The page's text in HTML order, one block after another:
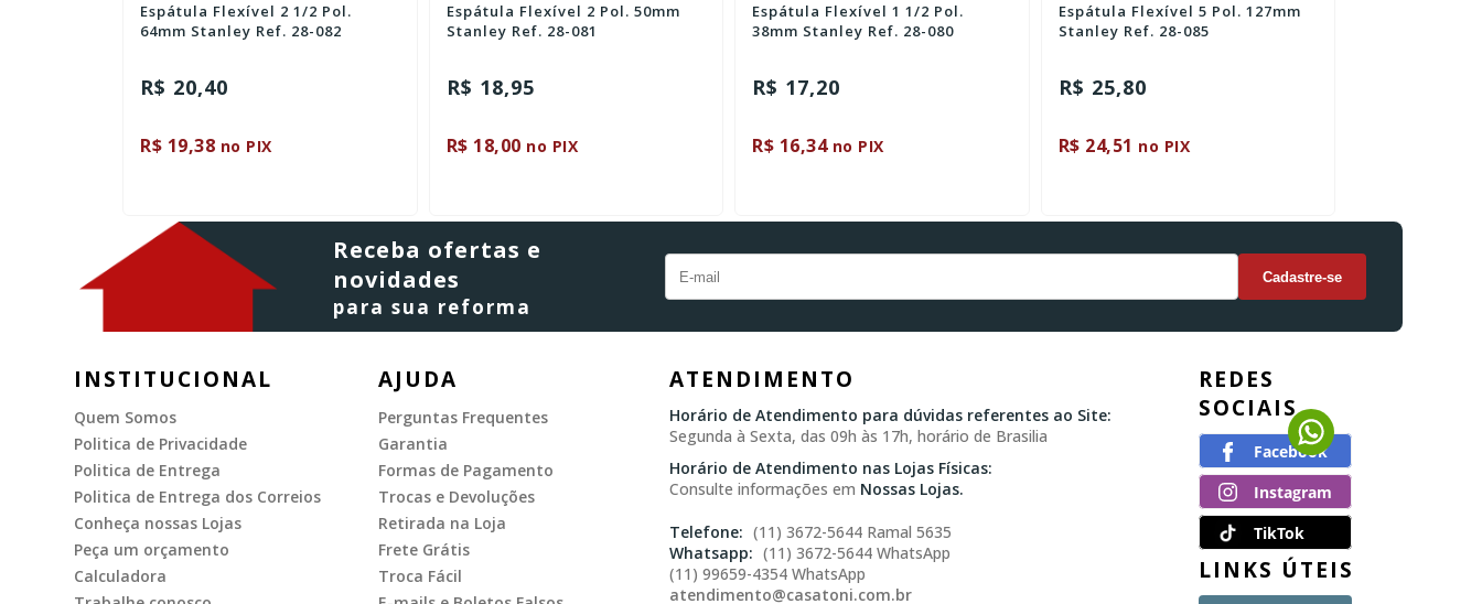
Espátula Flexível 2 1/2 Pol.
64mm Stanley Ref. 28-082
R$ 20,40
R$ 19,38 no PIX
Espátula Flexível 2 Pol. 50mm
Stanley Ref. 28-081
R$ 18,95
R$ 18,00 no PIX
Espátula Flexível 1 1/2 Pol.
38mm Stanley Ref. 28-080
R$ 17,20
R$ 16,34no PIX
Espátula Flexível 5 Pol. 127mm
Stanley Ref. 28-085
R$ 25,80
R$ 24,51 no PIX
Receba ofertas e
novidades
para sua reforma
INSTITUCIONAL
Quem Somos
Politica de Privacidade
Politica de Entrega
Politica de Entrega dos Correios
Conheça nossas Lojas
Peça um orçamento
Calculadora
AJUDA
Perguntas Frequentes
Garantia
Formas de Pagamento
Trocas e Devoluções
Retirada na Loja
Frete Grátis
Troca Fácil
ATENDIMENTO
Horário de Atendimento para dúvidas referentes ao Site:
Segunda à Sexta, das 09h às 17h, horário de Brasilia
Horário de Atendimento nas Lojas Físicas:
Consulte informações em Nossas Lojas.
(11) 3672-5644 Ramal 5635
(11) 3672-5644 WhatsApp
(11) 99659-4354 WhatsApp
atendimento@casatoni.com.br
REDES
SOCIAIS
TikTok
LINKS ÚTEIS